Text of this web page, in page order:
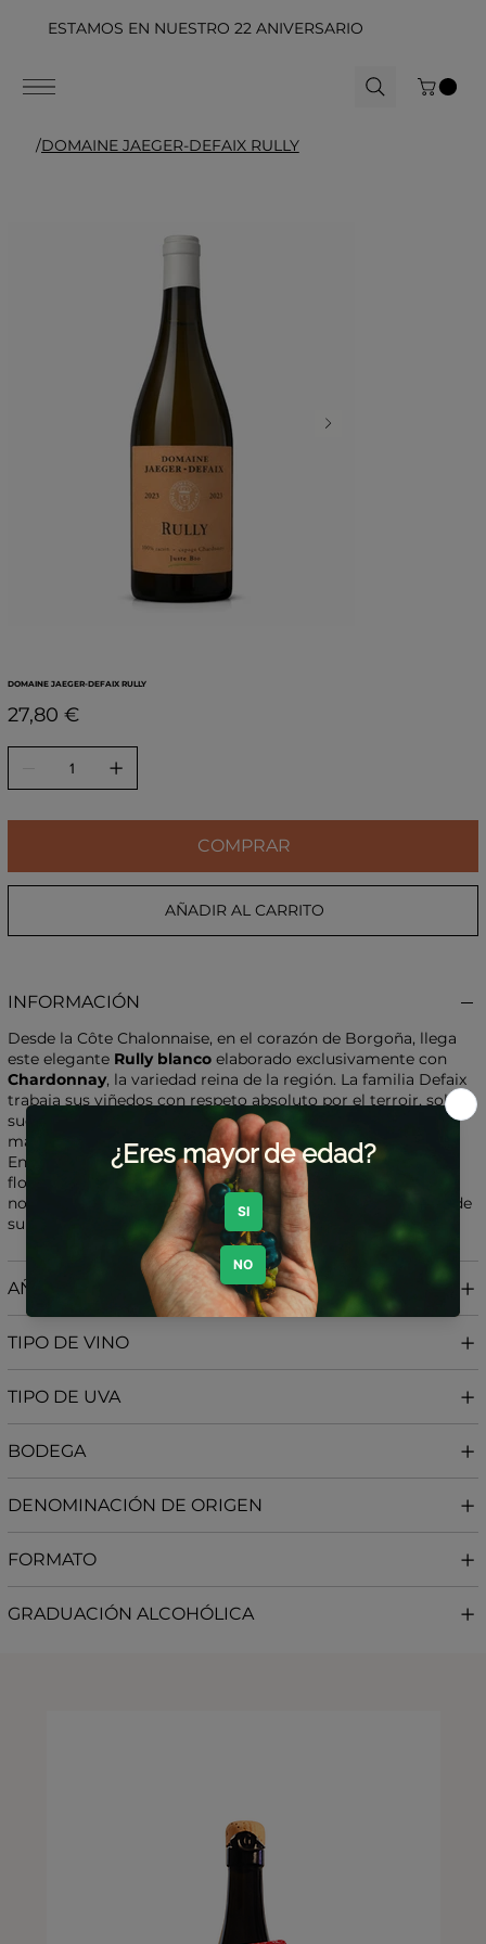
ESTAMOS EN NUESTRO 22 ANIVERSARIO
/DOMAINE JAEGER-DEFAIX RULLY
DOMAINE JAEGER-DEFAIX RULLY
Precio
27,80 €
COMPRAR
AÑADIR AL CARRITO
INFORMACIÓN
Desde la Côte Chalonnaise, en el corazón de Borgoña, llega
este elegante Rully blancoelaborado exclusivamente con
Chardonnay, la variedad reina de la región. La familia Defaix
trabaja sus viñedos con respeto absoluto por el terroir, sobre
suelos arcillo-calcáreos que aportan frescura, tensión y una
marcada expresión mineral.
En copa es puro equilibrio: aromas de fruta blanca fresca,
flores blancas y un delicado toque cítrico, acompañados de
notas sutiles de almendra y ligera cremosidad procedente de
su crianza sobre lías.
AÑADA
TIPO DE VINO
TIPO DE UVA
BODEGA
DENOMINACIÓN DE ORIGEN
FORMATO
GRADUACIÓN ALCOHÓLICA